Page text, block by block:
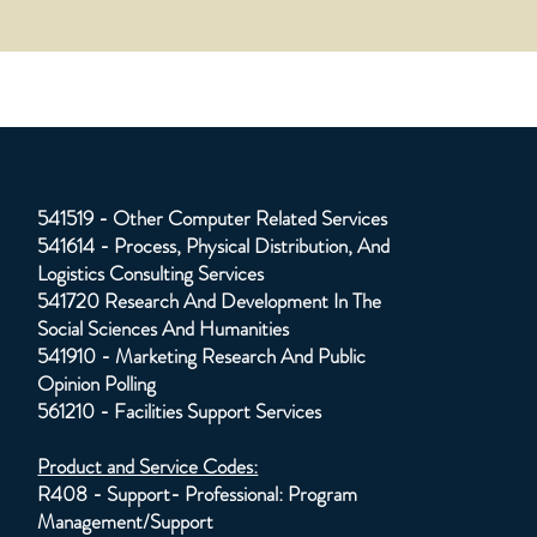
541519 - Other Computer Related Services
541614 - Process, Physical Distribution, And
Logistics Consulting Services
541720 Research And Development In The
Social Sciences And Humanities
541910 - Marketing Research And Public
Opinion Polling
561210 - Facilities Support Services
Product and Service Codes:
R408 - Support- Professional: Program
Management/Support